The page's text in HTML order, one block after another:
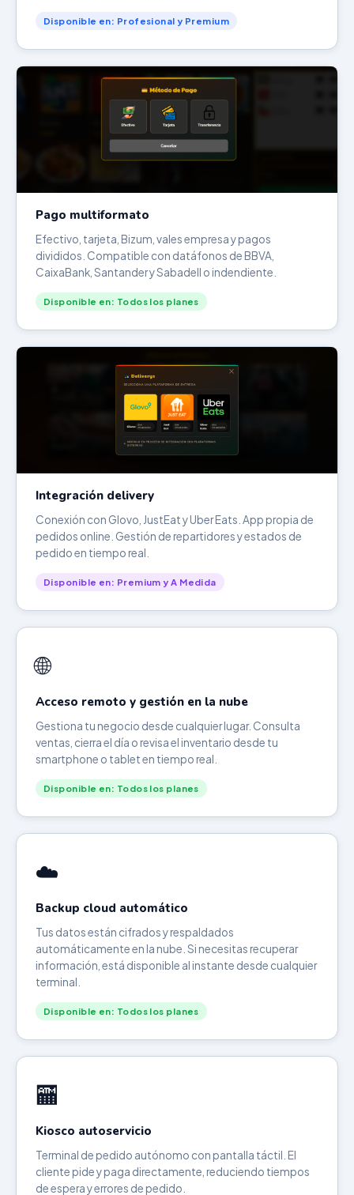
Disponible en: Profesional y Premium
Pago multiformato
Efectivo, tarjeta, Bizum, vales empresa y pagos
divididos. Compatible con datáfonos de BBVA,
CaixaBank, Santander y Sabadell o indendiente.
Disponible en: Todos los planes
Integración delivery
Conexión con Glovo, JustEat y Uber Eats. App propia de
pedidos online. Gestión de repartidores y estados de
pedido en tiempo real.
Disponible en: Premium y A Medida
🌐
Acceso remoto y gestión en la nube
Gestiona tu negocio desde cualquier lugar. Consulta
ventas, cierra el día o revisa el inventario desde tu
smartphone o tablet en tiempo real.
Disponible en: Todos los planes
☁️
Backup cloud automático
Tus datos están cifrados y respaldados
automáticamente en la nube. Si necesitas recuperar
información, está disponible al instante desde cualquier
terminal.
Disponible en: Todos los planes
🏧
Kiosco autoservicio
Terminal de pedido autónomo con pantalla táctil. El
cliente pide y paga directamente, reduciendo tiempos
de espera y errores de pedido.